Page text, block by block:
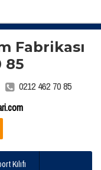
0212 462 70 85
Kılıfı